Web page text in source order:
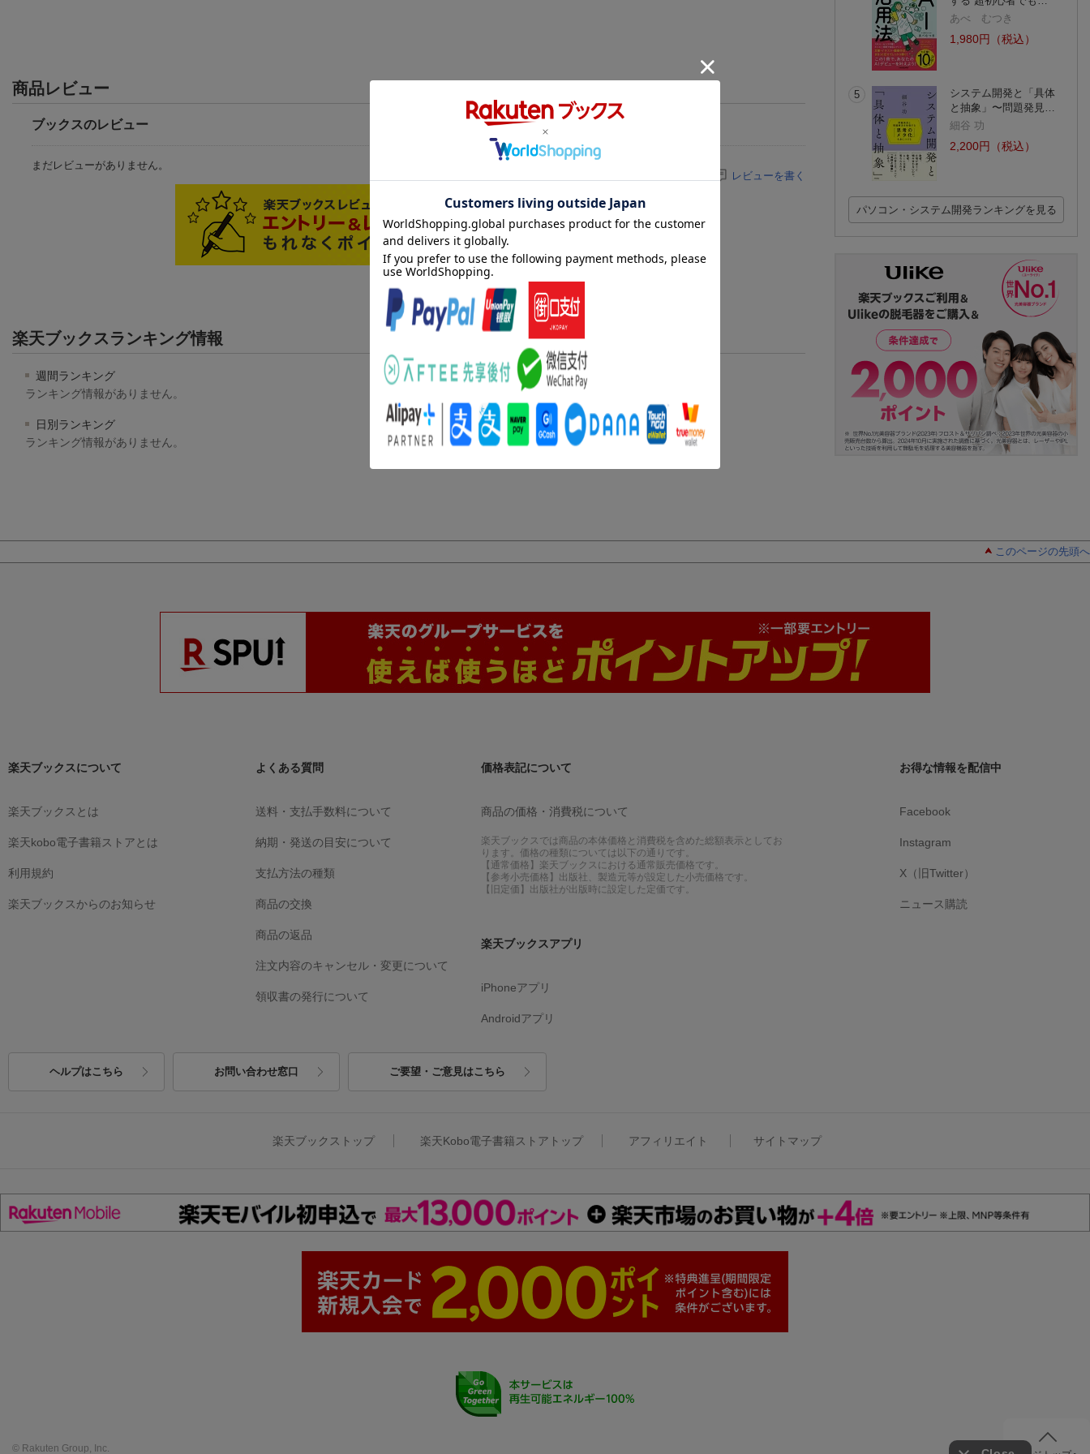
商品レビュー
ブックスのレビュー
まだレビューがありません。
レビューを書く
楽天ブックスランキング情報
週間ランキング
ランキング情報がありません。
日別ランキング
ランキング情報がありません。
あべ むつき
1,980円（税込）
5
システム開発と「具体
と抽象」〜問題発見…
細谷 功
2,200円（税込）
パソコン・システム開発ランキングを見る
このページの先頭へ
楽天ブックスについて
楽天ブックスとは
楽天kobo電子書籍ストアとは
利用規約
楽天ブックスからのお知らせ
よくある質問
送料・支払手数料について
納期・発送の目安について
支払方法の種類
商品の交換
商品の返品
注文内容のキャンセル・変更について
領収書の発行について
価格表記について
商品の価格・消費税について
楽天ブックスでは商品の本体価格と消費税を含めた総額表示としてお
ります。価格の種類については以下の通りです。
【通常価格】楽天ブックスにおける通常販売価格です。
【参考小売価格】出版社、製造元等が設定した小売価格です。
【旧定価】出版社が出版時に設定した定価です。
楽天ブックスアプリ
iPhoneアプリ
Androidアプリ
お得な情報を配信中
Facebook
Instagram
X（旧Twitter）
ニュース購読
ヘルプはこちら お問い合わせ窓口 ご要望・ご意見はこちら
楽天ブックストップ 楽天Kobo電子書籍ストアトップ アフィリエイト サイトマップ
© Rakuten Group, Inc.